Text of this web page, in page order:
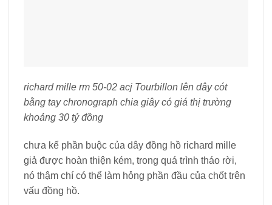
richard mille rm 50-02 acj Tourbillon lên dây cót
bằng tay chronograph chia giây có giá thị trường
khoảng 30 tỷ đồng
chưa kể phần buộc của dây đồng hồ richard mille
giả được hoàn thiện kém, trong quá trình tháo rời,
nó thậm chí có thể làm hỏng phần đầu của chốt trên
vấu đồng hồ.